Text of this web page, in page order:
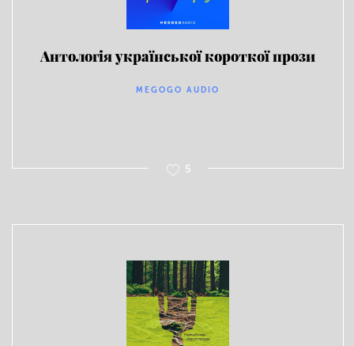
Антологія української короткої прози
MEGOGO AUDIO
5